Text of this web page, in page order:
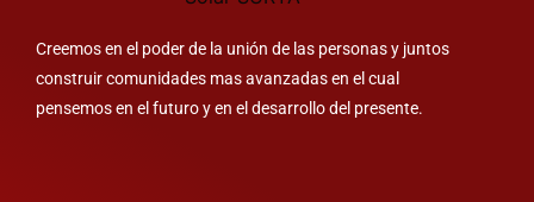
Creemos en el poder de la unión de las personas y juntos
construir comunidades mas avanzadas en el cual
pensemos en el futuro y en el desarrollo del presente.